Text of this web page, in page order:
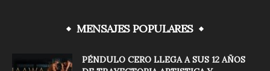
MENSAJES POPULARES
PÉNDULO CERO LLEGA A SUS 12 AÑOS